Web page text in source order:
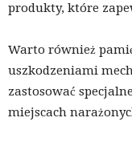
produkty, które
Warto również
uszkodzeniami
zastosować
miejscach